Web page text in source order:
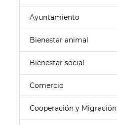
Ayuntamiento
Bienestar animal
Bienestar social
Comercio
Cooperación y Migración